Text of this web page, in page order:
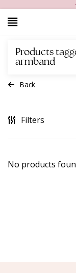
Products
armband
Back
Filters
No products